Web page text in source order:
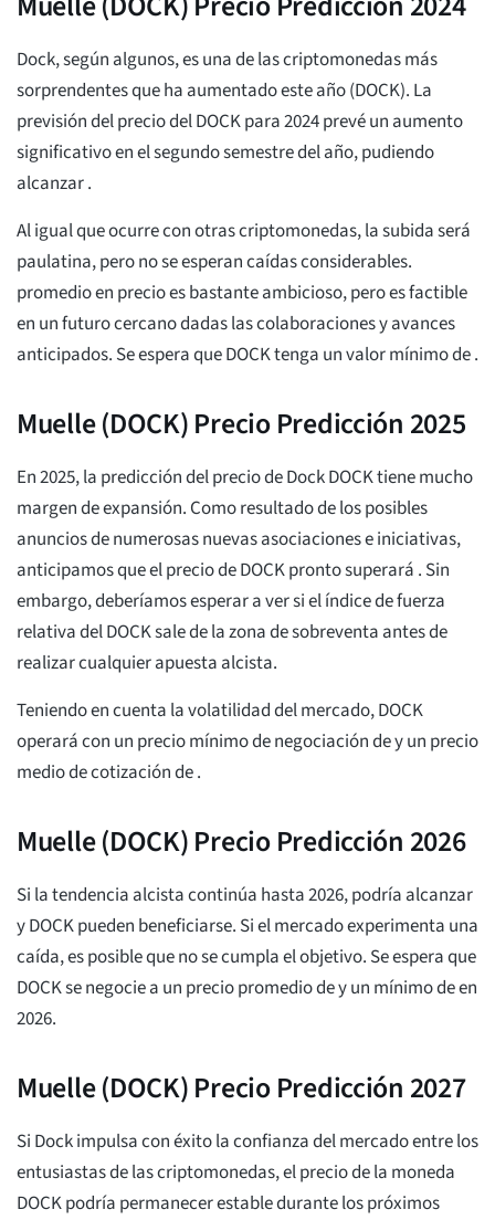
Dock, según algunos, es una de las criptomonedas más
sorprendentes que ha aumentado este año (DOCK). La
previsión del precio del DOCK para 2024 prevé un aumento
significativo en el segundo semestre del año, pudiendo
alcanzar.
Al igual que ocurre con otras criptomonedas, la subida será
paulatina, pero no se esperan caídas considerables.
promedioen precio es bastante ambicioso, pero es factible
en un futuro cercano dadas las colaboraciones y avances
anticipados. Se espera que DOCK tenga un valor mínimo de.
Muelle (DOCK) Precio Predicción 2025
En 2025, la predicción del precio de Dock DOCK tiene mucho
margen de expansión. Como resultado de los posibles
anuncios de numerosas nuevas asociaciones e iniciativas,
anticipamos que el precio de DOCK pronto superará . Sin
embargo, deberíamos esperar a ver si el índice de fuerza
relativa del DOCK sale de la zona de sobreventa antes de
realizar cualquier apuesta alcista.
Teniendo en cuenta la volatilidad del mercado, DOCK
operará con un precio mínimo de negociación dey un precio
medio de cotización de.
Muelle (DOCK) Precio Predicción 2026
Si la tendencia alcista continúa hasta 2026, podría alcanzar
y DOCK pueden beneficiarse. Si el mercado experimenta una
caída, es posible que no se cumpla el objetivo. Se espera que
DOCK se negocie a un precio promedio dey un mínimo deen
2026.
Muelle (DOCK) Precio Predicción 2027
Si Dock impulsa con éxito la confianza del mercado entre los
entusiastas de las criptomonedas, el precio de la moneda
DOCK podría permanecer estable durante los próximos